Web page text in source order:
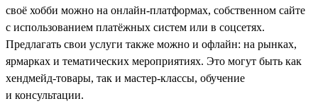
своё хобби можно на онлайн-платформах, собственном сайте
с использованием платёжных систем или в соцсетях.
Предлагать свои услуги также можно и офлайн: на рынках,
ярмарках и тематических мероприятиях. Это могут быть как
хендмейд-товары, так и мастер-классы, обучение
и консультации.